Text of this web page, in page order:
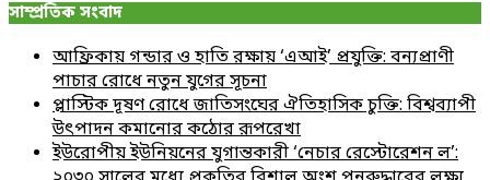
সাম্প্রতিক সংবাদ
আফ্রিকায় গন্ডার ও হাতি রক্ষায় ‘এআই’ প্রযুক্তি: বন্যপ্রাণী
পাচার রোধে নতুন যুগের সূচনা
প্লাস্টিক দূষণ রোধে জাতিসংঘের ঐতিহাসিক চুক্তি: বিশ্বব্যাপী
উৎপাদন কমানোর কঠোর রূপরেখা
ইউরোপীয় ইউনিয়নের যুগান্তকারী ‘নেচার রেস্টোরেশন ল’: